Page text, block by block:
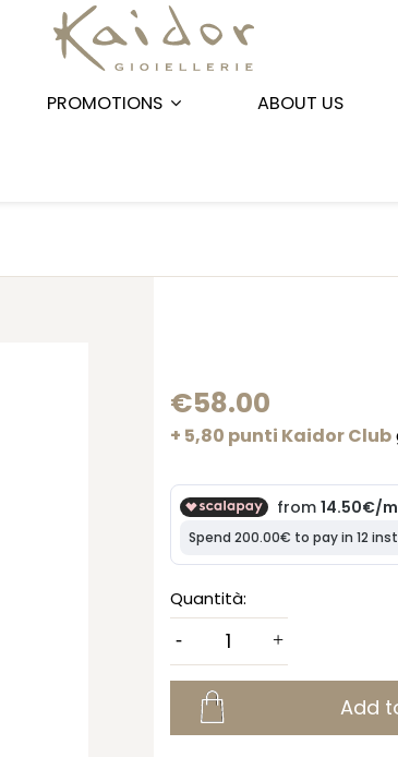
PROMOTIONS ABOUT US
€58.00
+ 5,80 punti Kaidor Club
Quantità:
Add